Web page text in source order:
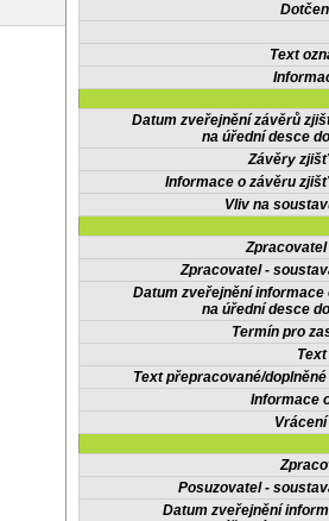
Text
Datum zveřejnění závěrů
na úřední desce
Závěry
Informace o závěru
Vliv na
Zpracovatel -
Datum zveřejnění informace
na úřední desce
Termín pro
Text přepracované/
Informace
Posuzovatel -
Datum zveřejnění